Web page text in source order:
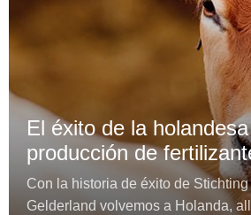
El éxito de la
producción de
Con la historia de éxito de
Gelderland volvemos a Holanda,